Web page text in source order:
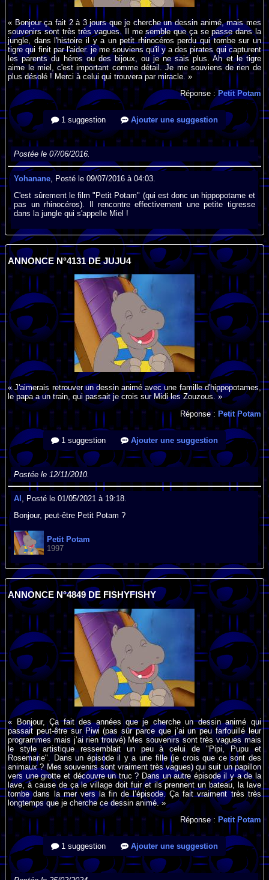
« Bonjour ça fait 2 à 3 jours que je cherche un dessin animé, mais mes
souvenirs sont très très vagues. Il me semble que ça se passe dans la
jungle, dans l'histoire il y a un petit rhinocéros perdu qui tombe sur un
tigre qui finit par l'aider. je me souviens qu'il y a des pirates qui capturent
les parents du héros ou des bijoux, ou je ne sais plus. Ah et le tigre
aime le miel, c'est important comme détail. Je me souviens de rien de
plus désolé ! Merci à celui qui trouvera par miracle. »
Réponse :Petit Potam
1 suggestion Ajouter une suggestion
Postée le 07/06/2016.
Yohanane , Posté le 09/07/2016 à 04:03.
C'est sûrement le film "Petit Potam" (qui est donc un hippopotame et
pas un rhinocéros). Il rencontre effectivement une petite tigresse
dans la jungle qui s'appelle Miel !
ANNONCE N°4131 DE JUJU4
« J'aimerais retrouver un dessin animé avec une famille d'hippopotames,
le papa a un train, qui passait je crois sur Midi les Zouzous. »
Réponse : Petit Potam
1 suggestion Ajouter une suggestion
Postée le 12/11/2010.
Al
, Posté le 01/05/2021 à 19:18.
Bonjour, peut-être Petit Potam ?
Petit Potam
1997
ANNONCE N°4849 DE FISHYFISHY
« Bonjour, Ça fait des années que je cherche un dessin animé qui
passait peut-être sur Piwi (pas sûr parce que j’ai un peu farfouillé leur
programmes mais j’ai rien trouvé) Mes souvenirs sont très vagues mais
le style artistique ressemblait un peu à celui de "Pipi, Pupu et
Rosemarie". Dans un épisode il y a une fille (je crois que ce sont des
animaux ? Mes souvenirs sont vraiment très vagues) qui suit un papillon
vers une grotte et découvre un truc ? Dans un autre épisode il y a de la
lave, à cause de ça le village doit fuir et ils prennent un bateau, la lave
tombe dans la mer vers la fin de l’épisode. Ça fait vraiment très très
longtemps que je cherche ce dessin animé. »
Réponse : Petit Potam
1 suggestion Ajouter une suggestion